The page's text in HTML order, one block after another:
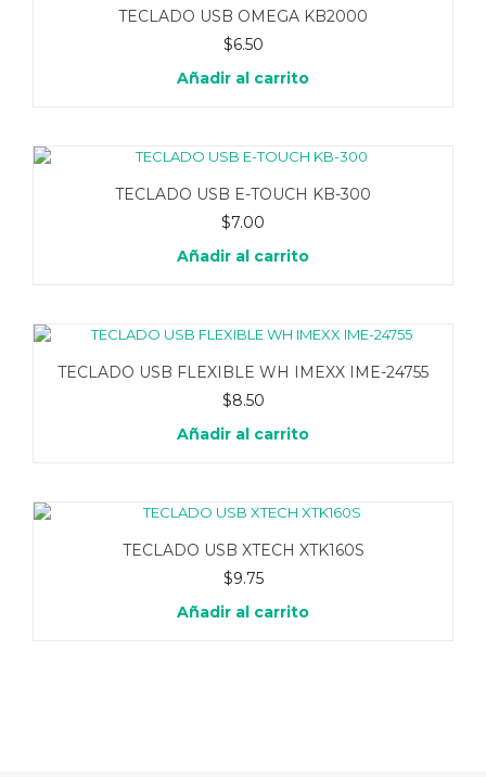
TECLADO USB OMEGA KB2000
$6.50
Añadir al carrito
TECLADO USB E-TOUCH KB-300
$7.00
Añadir al carrito
TECLADO USB FLEXIBLE WH IMEXX IME-24755
$8.50
Añadir al carrito
TECLADO USB XTECH XTK160S
$9.75
Añadir al carrito